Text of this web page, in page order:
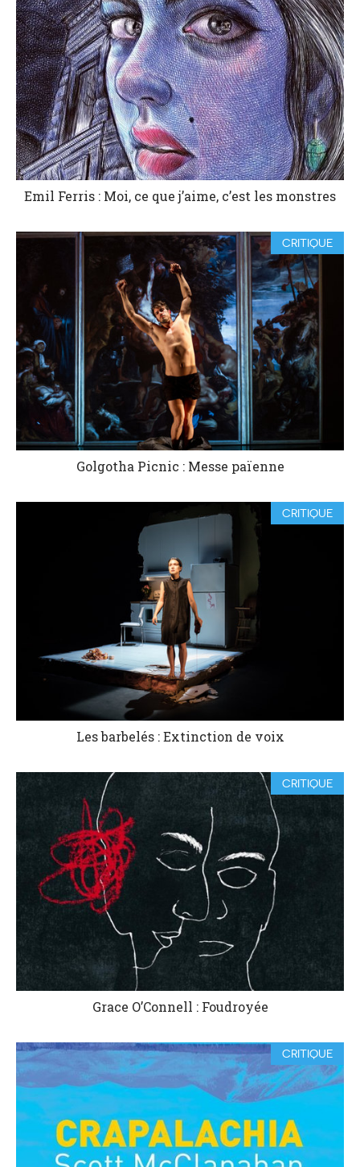
Emil Ferris : Moi, ce que j’aime, c’est les monstres
CRITIQUE
Golgotha Picnic : Messe païenne
CRITIQUE
Les barbelés : Extinction de voix
CRITIQUE
Grace O’Connell : Foudroyée
CRITIQUE